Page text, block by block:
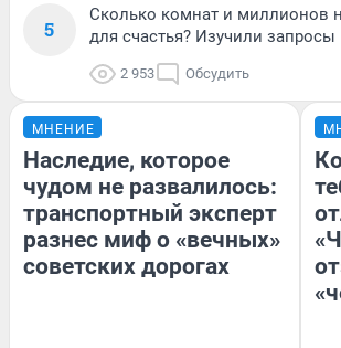
5
Сколько комнат и миллионов
для счастья? Изучили
2 953 Обсудить
МНЕНИЕ
Наследие, которое
чудом не развалилось:
транспортный эксперт
разнес миф о «вечных»
советских дорогах